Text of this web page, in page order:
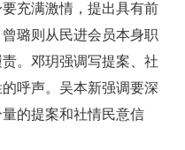
充满激情，提出具有前
璐则从民进会员本身职
。邓玥强调写提案、社
呼声。吴本新强调要深
的提案和社情民意信